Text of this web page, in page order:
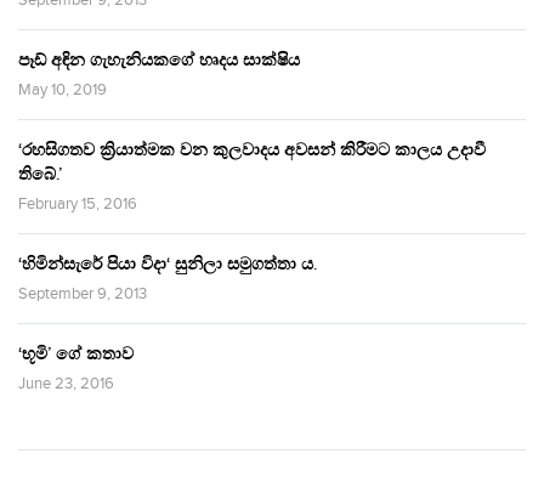
පෑඩ් අඳින ගැහැනියකගේ හෘදය සාක්ෂිය
May 10, 2019
‘රහසිගතව ක්‍රියාත්මක වන කුලවාදය අවසන් කිරීමට කාලය උදාවී
තිබේ.’
February 15, 2016
‘හිමින්සැරේ පියා විදා‘ සුනිලා සමුගත්තා ය.
September 9, 2013
‘භූමි’ ගේ කතාව
June 23, 2016